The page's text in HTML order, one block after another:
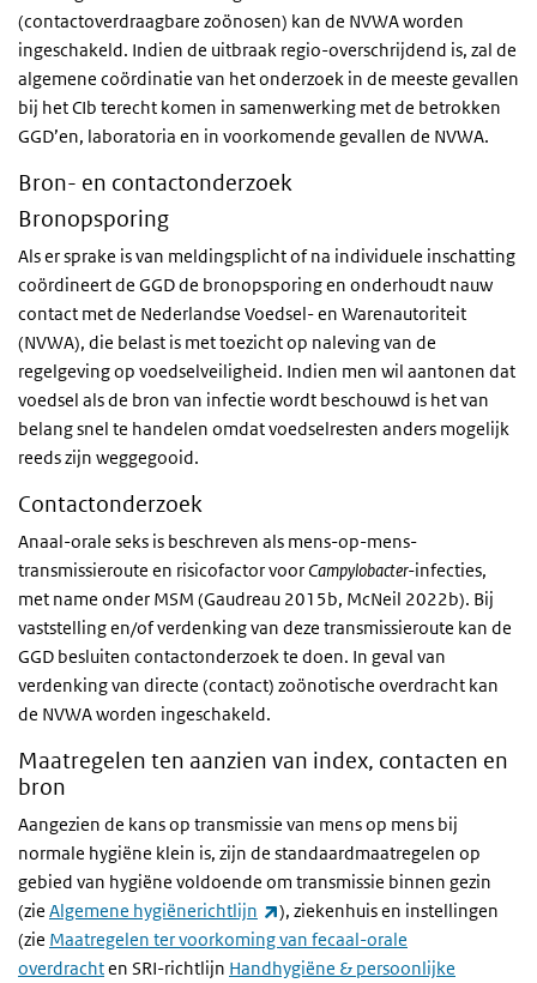
(contactoverdraagbare zoönosen) kan de NVWAworden
ingeschakeld. Indien de uitbraak regio-overschrijdend is, zal de
algemene coördinatie van het onderzoek in de meeste gevallen
bij hetCIb terecht komen in samenwerking met de betrokken
GGD’en, laboratoria en in voorkomende gevallen de NVWA.
Bron- en contactonderzoek
Bronopsporing
Als er sprake is van meldingsplicht of na individuele inschatting
coördineert de GGD de bronopsporing en onderhoudt nauw
contact met de Nederlandse Voedsel- en Warenautoriteit
(NVWA), die belast is met toezicht op naleving van de
regelgeving op voedselveiligheid. Indien men wil aantonen dat
voedsel als de bron van infectie wordt beschouwd is het van
belang snel te handelen omdat voedselresten anders mogelijk
reeds zijn weggegooid.
Contactonderzoek
Anaal-orale seks is beschreven als mens-op-mens-
transmissieroute en risicofactor voor Campylobacter-infecties,
met name onder MSM (Gaudreau 2015b, McNeil 2022b). Bij
vaststelling en/of verdenking van deze transmissieroute kan de
GGD besluiten contactonderzoek te doen. In geval van
verdenking van directe (contact) zoönotische overdracht kan
de NVWAworden ingeschakeld.
Maatregelen ten aanzien van index, contacten en
bron
Aangezien de kans op transmissie van mens op mens bij
normale hygiëne klein is, zijn de standaardmaatregelen op
gebied van hygiëne voldoende om transmissie binnen gezin
(zie Algemene hygiënerichtlijn (externe link)
), ziekenhuis en instellingen
(zie Maatregelen ter voorkoming van fecaal-orale
overdrachten SRI-richtlijn Handhygiëne & persoonlijke